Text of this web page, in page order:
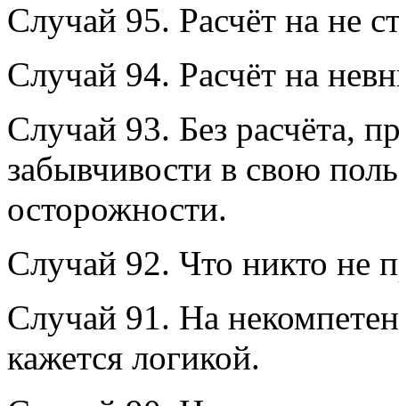
Случай 95. Расчёт на не
Случай 94. Расчёт на
Случай 93. Без расчёта,
забывчивости в свою
осторожности.
Случай 92. Что никто не
Случай 91. На
кажется логикой.